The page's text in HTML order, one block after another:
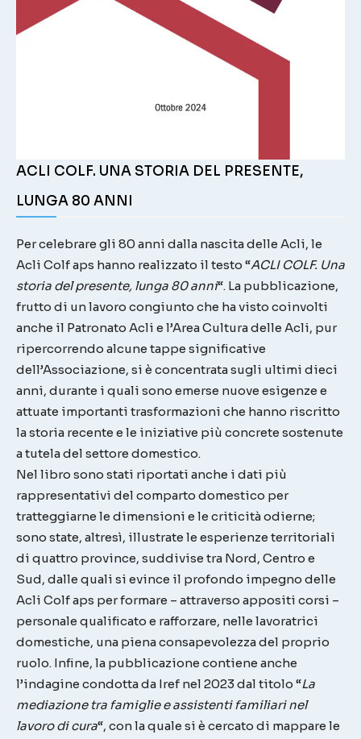
ACLI COLF. UNA STORIA DEL PRESENTE,
LUNGA 80 ANNI
Per celebrare gli 80 anni dalla nascita delle Acli, le
Acli Colf aps hanno realizzato il testo “ACLI COLF. Una
storia del presente, lunga 80 anni“. La pubblicazione,
frutto di un lavoro congiunto che ha visto coinvolti
anche il Patronato Acli e l’Area Cultura delle Acli, pur
ripercorrendo alcune tappe significative
dell’Associazione, si è concentrata sugli ultimi dieci
anni, durante i quali sono emerse nuove esigenze e
attuate importanti trasformazioni che hanno riscritto
la storia recente e le iniziative più concrete sostenute
a tutela del settore domestico.
Nel libro sono stati riportati anche i dati più
rappresentativi del comparto domestico per
tratteggiarne le dimensioni e le criticità odierne;
sono state, altresì, illustrate le esperienze territoriali
di quattro province, suddivise tra Nord, Centro e
Sud, dalle quali si evince il profondo impegno delle
Acli Colf aps per formare – attraverso appositi corsi –
personale qualificato e rafforzare, nelle lavoratrici
domestiche, una piena consapevolezza del proprio
ruolo. Infine, la pubblicazione contiene anche
l’indagine condotta da Iref nel 2023 dal titolo “La
mediazione tra famiglie e assistenti familiari nel
lavoro di cura“, con la quale si è cercato di mappare le